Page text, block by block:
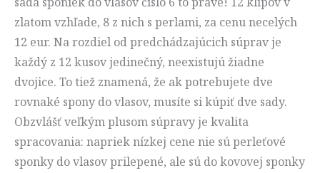
zlatom vzhľade, 8 z nich s perlami, za cenu necelých
12 eur. Na rozdiel od predchádzajúcich súprav je
každý z 12 kusov jedinečný, neexistujú žiadne
dvojice. To tiež znamená, že ak potrebujete dve
rovnaké spony do vlasov, musíte si kúpiť dve sady.
Obzvlášť veľkým plusom súpravy je kvalita
spracovania: napriek nízkej cene nie sú perleťové
sponky do vlasov prilepené, ale sú do kovovej sponky